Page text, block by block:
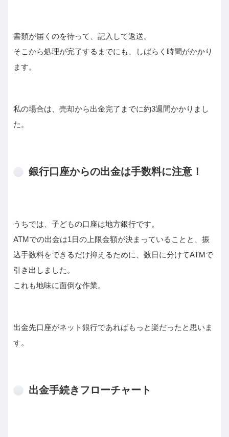
書類が届くのを待って、記入して返送。
そこから処理が完了するまでにも、しばらく時間がかかり
ます。
私の場合は、売却から出金完了までに約3週間かかりまし
た。
銀行口座からの出金は手数料に注意！
うちでは、子どもの口座は地方銀行です。
ATMでの出金は1日の上限金額が決まっていることと、振
込手数料をできるだけ抑えるために、数日に分けてATMで
引き出しました。
これも地味に面倒な作業。
出金先口座がネット銀行であればもっと楽だったと思いま
す。
出金手続きフローチャート